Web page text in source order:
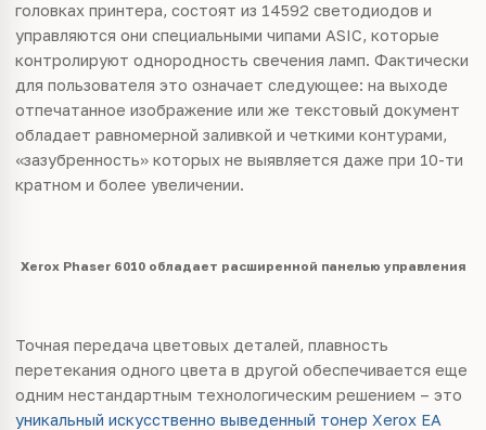
головках принтера, состоят из 14592 светодиодов и
управляются они специальными чипами ASIC, которые
контролируют однородность свечения ламп. Фактически
для пользователя это означает следующее: на выходе
отпечатанное изображение или же текстовый документ
обладает равномерной заливкой и четкими контурами,
«зазубренность» которых не выявляется даже при 10-ти
кратном и более увеличении.
Xerox Phaser 6010 обладает расширенной панелью управления
Точная передача цветовых деталей, плавность
перетекания одного цвета в другой обеспечивается еще
одним нестандартным технологическим решением – это
уникальный искусственно выведенный тонер Xerox EA